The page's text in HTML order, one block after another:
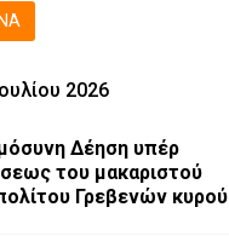
2026
Δέηση υπέρ
του μακαριστού
Γρεβενών κυρού